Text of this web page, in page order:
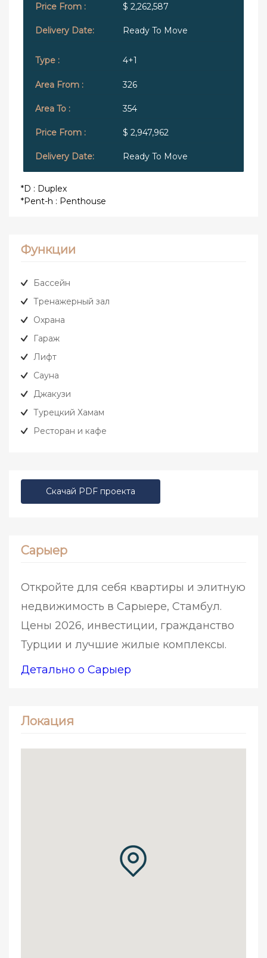
$ 2,262,587
Ready To Move
4+1
326
354
$ 2,947,962
Ready To Move
*D : Duplex
*Pent-h : Penthouse
Функции
Бассейн
Тренажерный зал
Охрана
Гараж
Лифт
Сауна
Джакузи
Турецкий Хамам
Ресторан и кафе
Скачай PDF проекта
Сарыер
Откройте для себя квартиры и элитную
недвижимость в Сарыере, Стамбул.
Цены 2026, инвестиции, гражданство
Турции и лучшие жилые комплексы.
Детально о Сарыер
Локация